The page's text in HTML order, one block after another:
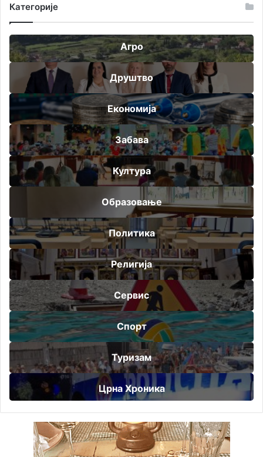
Категорије
Агро
Друштво
Економија
Забава
Култура
Образовање
Политика
Религија
Сервис
Спорт
Туризам
Црна Хроника